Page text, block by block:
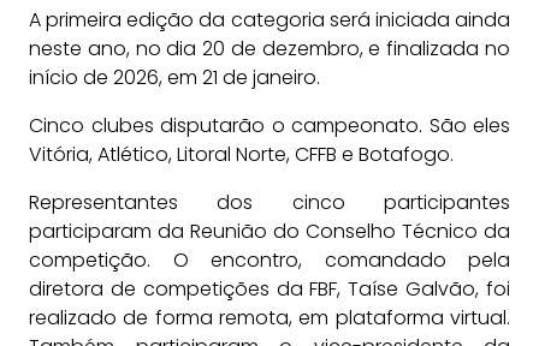
A primeira edição da categoria será iniciada ainda
neste ano, no dia 20 de dezembro, e finalizada no
início de 2026, em 21 de janeiro.
Cinco clubes disputarão o campeonato. São eles
Vitória, Atlético, Litoral Norte, CFFB e Botafogo.
Representantes dos cinco participantes
participaram da Reunião do Conselho Técnico da
competição. O encontro, comandado pela
diretora de competições da FBF, Taíse Galvão, foi
realizado de forma remota, em plataforma virtual.